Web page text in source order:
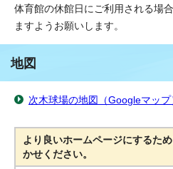
体育館の休館日にご利用される場
ますようお願いします。
地図
次木球場の地図（Googleマップ
より良いホームページにするた
かせください。